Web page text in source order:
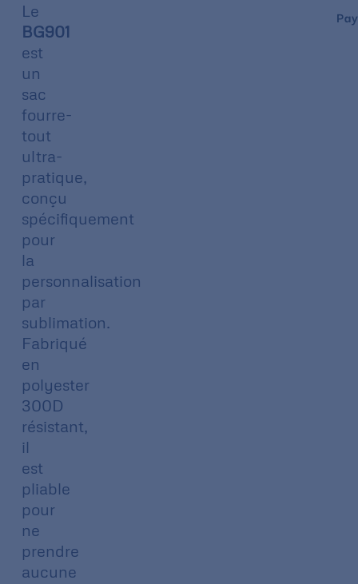
Le
BG901
est
un
sac
fourre-
tout
ultra-
pratique,
conçu
spécifiquement
pour
la
personnalisation
par
sublimation.
Fabriqué
en
polyester
300D
résistant,
il
est
pliable
pour
ne
prendre
aucune